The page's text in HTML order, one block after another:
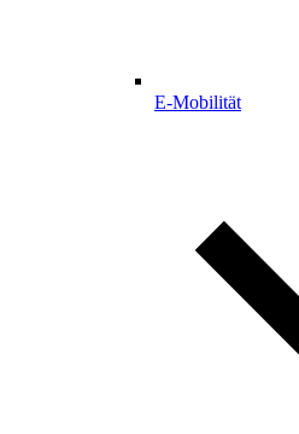
E-Mobilität